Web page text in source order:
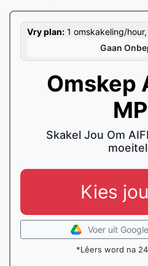
Vry plan: 1 omskakeling/
Gaan
Omskep
Skakel Jou Om
Kies
Voer uit
*Lêers word na